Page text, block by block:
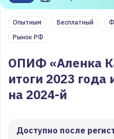
ОПИФ «Аленка
итоги 2023 года
на 2024-й
Доступно после
Опытным Бесплатный
Рынок РФ